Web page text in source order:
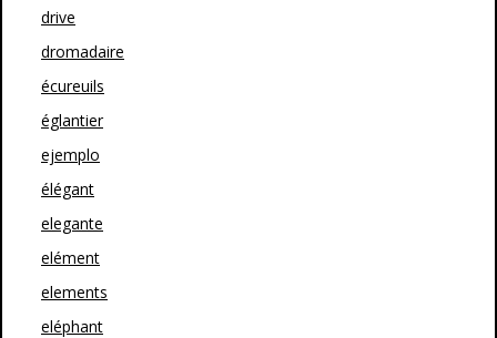
drive
dromadaire
écureuils
églantier
ejemplo
élégant
elegante
elément
elements
eléphant